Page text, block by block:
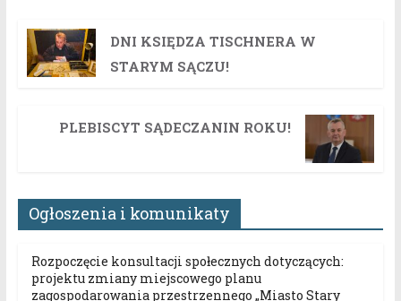
DNI KSIĘDZA TISCHNERA W
STARYM SĄCZU!
PLEBISCYT SĄDECZANIN ROKU!
Ogłoszenia i komunikaty
Rozpoczęcie konsultacji społecznych dotyczących:
projektu zmiany miejscowego planu
zagospodarowania przestrzennego „Miasto Stary